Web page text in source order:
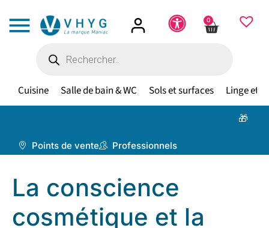
0
Cuisine Salle de bain & WC Sols et surfaces Linge et
🎁 À
Points de vente Professionnels
La conscience
cosmétique et la